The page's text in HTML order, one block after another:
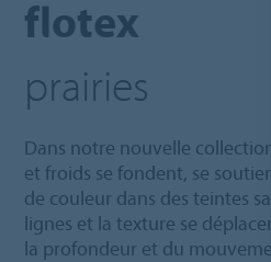
flotex
prairies
Dans notre nouvelle
et froids se fondent, se
de couleur dans des teintes
lignes et la texture se
la profondeur et du